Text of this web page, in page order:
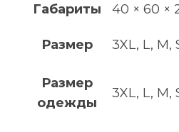
Габариты
40 × 60 ×
Размер 3XL, L, M,
Размер
одежды
3XL, L, M,